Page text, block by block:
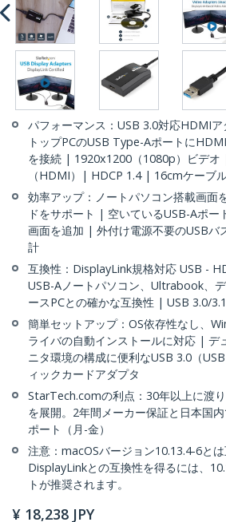
パフォーマンス：USB 3.0対応HDMI
トップPCのUSB Type-Aポートに
を接続 | 1920x1200（1080p）ビデオ
（HDMI）| HDCP 1.4 | 16cmケーブ
効率アップ：ノートパソコン搭載画面
ドをサポート | 空いているUSB-Aポ
画面を追加 | 外付け電源不要のUSBバ
計
互換性：DisplayLink規格対応 USB -
USB-Aノートパソコン、Ultrabook、
ースPCとの確かな互換性 | USB 3.0/
簡単セットアップ：OS依存性なし、
ライバの自動インストールに対応 | デ
ニタ環境の構成に便利なUSB 3.0（
ィックカードアダプタ
StarTech.comの利点：30年以上に渡
を展開。2年間メーカー保証と日本国
ポート（月-金）
注意：macOSバージョン10.13.4-6とは
DisplayLinkとの互換性を得るには、
トが推奨されます。
¥ 18,238 JPY